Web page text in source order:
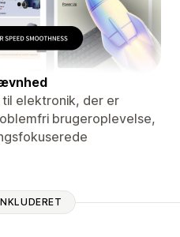
elektronik, der er
brugeroplevelse,